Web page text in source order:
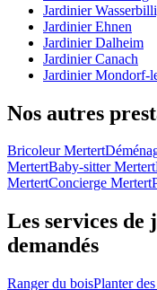
Jardinier
Jardinier Ehnen
Jardinier Dalheim
Jardinier Canach
Jardinier Mondorf-
Nos autres
Bricoleur Mertert
MertertBaby-sitter Mertert
MertertConcierge Mertert
Les services de
demandés
Ranger du boisPlanter